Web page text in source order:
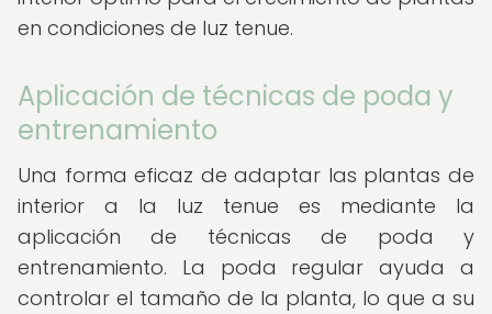
en condiciones de luz tenue.
Aplicación de técnicas de poda y
entrenamiento
Una forma eficaz de adaptar las plantas de
interior a la luz tenue es mediante la
aplicación de técnicas de poda y
entrenamiento. La poda regular ayuda a
controlar el tamaño de la planta, lo que a su